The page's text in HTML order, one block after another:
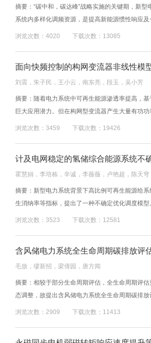
摘要：“碳中和，碳达峰”战略实施的关键期，新
系统内多样化调频资源，是提高新能源惯性响应
浏览次数：4020 下载次数：13085
面向快频控制的构网变流器非线性模
刘震，朱子民，王小云，南东亮，段玉，吴小芳
摘要：随着电力系统中可再生能源渗透率提高，
巨大应用潜力。但在构网型变流器产生大量有功
浏览次数：3459 下载次数：19426
计及电网稳定的氢储综合能源系统不
霍慧娟，李培栋，辛诚，李薇薇，卢艳超，陈天穹
摘要：新型电力系统背景下高比例可再生能源给
生消纳率等指标，提出了一种不确定优化调度模
浏览次数：3523 下载次数：12581
含风储电力系统全生命周期碳排放评
毛放，缪新招，梁倩园，唐方闻
摘要：相较于部分生命周期评估，全生命周期评
态调整，故提出含风储电力系统全生命周期碳排
浏览次数：2909 下载次数：11413